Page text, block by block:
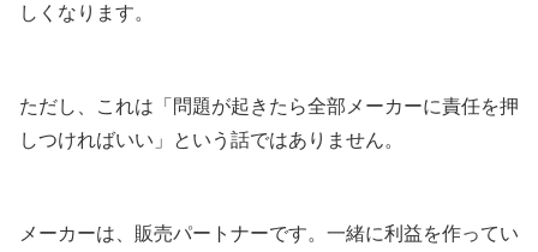
しくなります。
ただし、これは「問題が起きたら全部メーカーに責任を押
しつければいい」という話ではありません。
メーカーは、販売パートナーです。一緒に利益を作ってい